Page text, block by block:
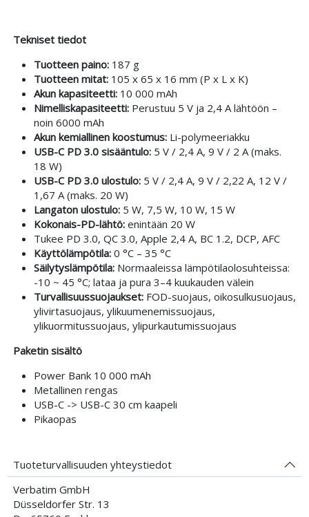
Tekniset tiedot
Tuotteen paino:187 g
Tuotteen mitat: 105 x 65 x 16 mm (P x L x K)
Akun kapasiteetti: 10 000 mAh
Nimelliskapasiteetti: Perustuu 5 V ja 2,4 A lähtöön –
noin 6000 mAh
Akun kemiallinen koostumus: Li-polymeeriakku
USB-C PD 3.0 sisääntulo: 5 V / 2,4 A, 9 V / 2 A (maks.
18 W)
USB-C PD 3.0 ulostulo: 5 V / 2,4 A, 9 V / 2,22 A, 12 V /
1,67 A (maks. 20 W)
Langaton ulostulo: 5 W, 7,5 W, 10 W, 15 W
Kokonais-PD-lähtö:enintään 20 W
Tukee PD 3.0, QC 3.0, Apple 2,4 A, BC 1.2, DCP, AFC
Käyttölämpötila:0 °C – 35 °C
Säilytyslämpötila: Normaaleissa lämpötilaolosuhteissa:
-10 ~ 45 °C; lataa ja pura 3–4 kuukauden välein
Turvallisuussuojaukset:FOD-suojaus, oikosulkusuojaus,
ylivirtasuojaus, ylikuumenemissuojaus,
ylikuormitussuojaus, ylipurkautumissuojaus
Paketin sisältö
Power Bank 10 000 mAh
Metallinen rengas
USB-C -> USB-C 30 cm kaapeli
Pikaopas
Tuoteturvallisuuden yhteystiedot
Verbatim GmbH
Düsseldorfer Str. 13